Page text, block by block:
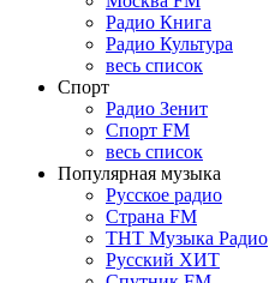
Радио Книга
Радио Культура
весь список
Спорт
Радио Зенит
Спорт FM
весь список
Популярная музыка
Русское радио
Страна FM
ТНТ Музыка Радио
Русский ХИТ